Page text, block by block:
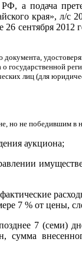
а подача
края»,
2012
документа,
лиц (для
но не победившим в
аукциона;
7 % от цены,
7 (семи)